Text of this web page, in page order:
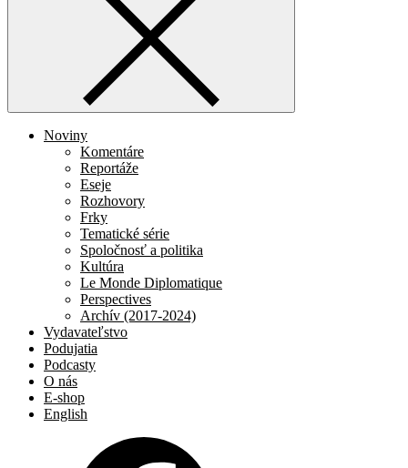
Noviny
Komentáre
Reportáže
Eseje
Rozhovory
Frky
Tematické série
Spoločnosť a politika
Kultúra
Le Monde Diplomatique
Perspectives
Archív (2017-2024)
Vydavateľstvo
Podujatia
Podcasty
O nás
E-shop
English